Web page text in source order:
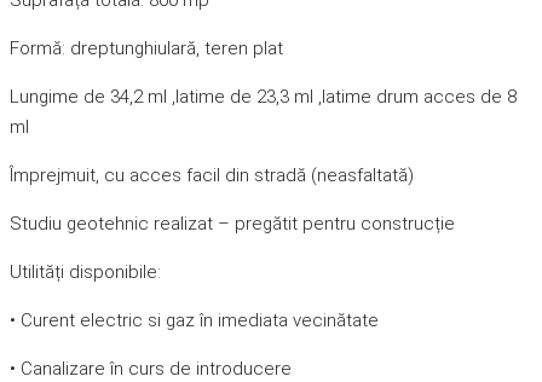
Formă: dreptunghiulară, teren plat
Lungime de 34,2 ml ,latime de 23,3 ml ,latime drum acces de 8
ml
Împrejmuit, cu acces facil din stradă (neasfaltată)
Studiu geotehnic realizat – pregătit pentru construcție
Utilități disponibile:
• Curent electric si gaz în imediata vecinătate
• Canalizare în curs de introducere